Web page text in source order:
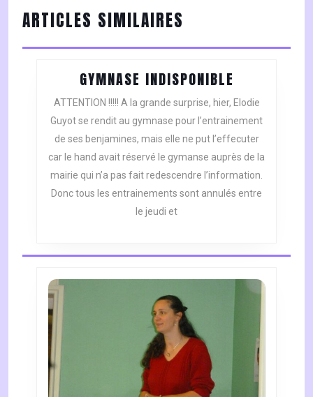
post:
post:
ARTICLES SIMILAIRES
GYMNASE INDISPONIBLE
ATTENTION !!!!! A la grande surprise, hier, Elodie
Guyot se rendit au gymnase pour l’entrainement
de ses benjamines, mais elle ne put l’effecuter
car le hand avait réservé le gymanse auprès de la
mairie qui n’a pas fait redescendre l’information.
Donc tous les entrainements sont annulés entre
le jeudi et